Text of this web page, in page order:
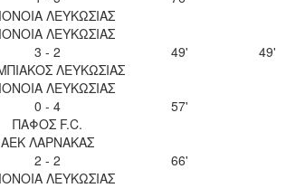
ΛΕΥΚΩΣΙΑΣ
ΛΕΥΚΩΣΙΑΣ
3 - 2
ΛΕΥΚΩΣΙΑΣ
49'
49'
ΛΕΥΚΩΣΙΑΣ
0 - 4
ΠΑΦΟΣ F.C.
57'
ΑΕΚ ΛΑΡΝΑΚΑΣ
2 - 2
ΛΕΥΚΩΣΙΑΣ
66'